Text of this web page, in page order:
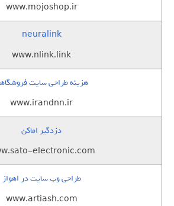
www.mojoshop.ir
neuralink
www.nlink.link
هزینه طراحی سایت
www.irandnn.ir
دزدگیر اماکن
electronic.com
طراحی وب سایت در اهواز
www.artiash.com